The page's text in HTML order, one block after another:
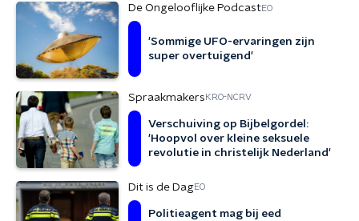
De Ongelooflijke PodcastEO
'Sommige UFO-ervaringen zijn
super overtuigend'
Spraakmakers KRO-NCRV
Verschuiving op Bijbelgordel:
'Hoopvol over kleine seksuele
revolutie in christelijk Nederland'
Dit is de DagEO
Politieagent mag bij eed